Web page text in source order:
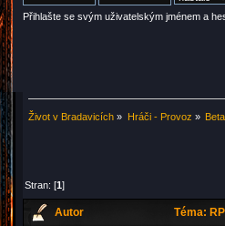
Přihlašte se svým uživatelským jménem a
Život v Bradavicích » Hráči - Provoz »
Stran: [1]
Autor Téma: